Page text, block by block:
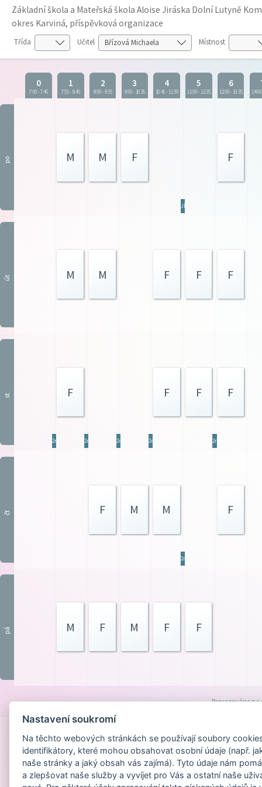
Základní škola a Mateřská škola Aloise Jiráska Dolní Lutyně
okres Karviná, příspěvková organizace
Třída Učitel Místnost
0
7:00-7:45
1
7:55-8:40
2
8:50-9:35
3
9:50- 10:35
4
10:45-11:30
5
11:50- 12:35
6
12:50- 13:35 14:05
po M M F F
JÍD
út M M F F F
st F F F F
2res 2res 2res 2res 2res
čt F M M F
2res
pá M F M F F
Provozováno na
Nastavení soukromí
Na těchto webových stránkách se používají soubory
identifikátory, které mohou obsahovat osobní údaje (např.
naše stránky a jaký obsah vás zajímá). Tyto údaje nám
a zlepšovat naše služby a vyvíjet pro Vás a ostatní naše